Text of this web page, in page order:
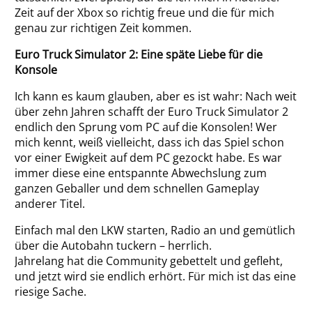
Zeit auf der Xbox so richtig freue und die für mich
genau zur richtigen Zeit kommen.
Euro Truck Simulator 2: Eine späte Liebe für die
Konsole
Ich kann es kaum glauben, aber es ist wahr: Nach weit
über zehn Jahren schafft der Euro Truck Simulator 2
endlich den Sprung vom PC auf die Konsolen! Wer
mich kennt, weiß vielleicht, dass ich das Spiel schon
vor einer Ewigkeit auf dem PC gezockt habe. Es war
immer diese eine entspannte Abwechslung zum
ganzen Geballer und dem schnellen Gameplay
anderer Titel.
Einfach mal den LKW starten, Radio an und gemütlich
über die Autobahn tuckern – herrlich.
Jahrelang hat die Community gebettelt und gefleht,
und jetzt wird sie endlich erhört. Für mich ist das eine
riesige Sache.